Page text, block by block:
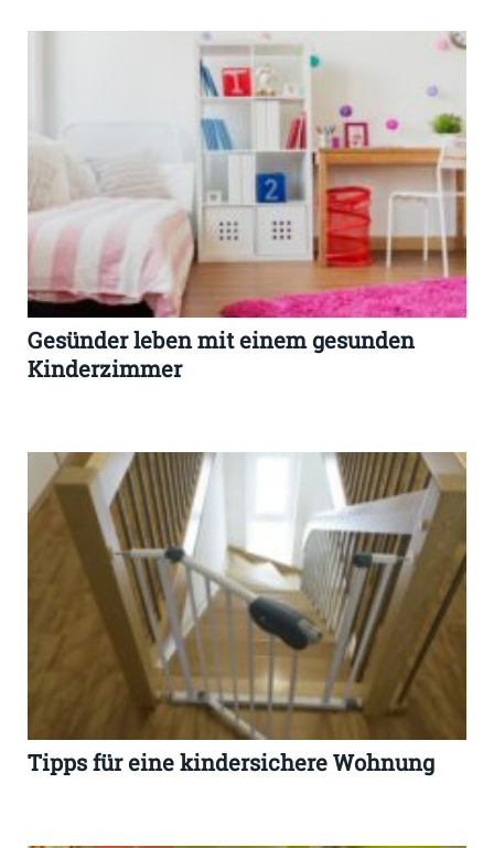
Gesünder leben mit einem gesunden
Kinderzimmer
Tipps für eine kindersichere Wohnung